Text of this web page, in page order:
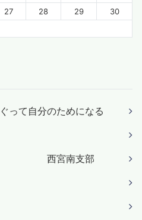
27 28 29
30
って自分のためになる
いて 西宮南支部